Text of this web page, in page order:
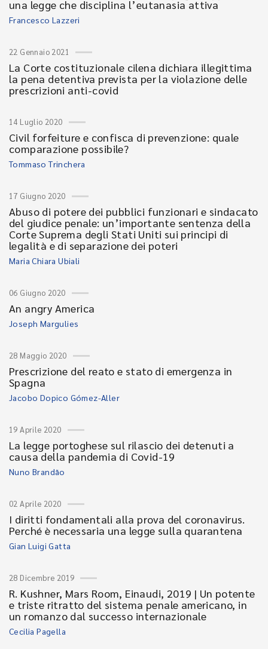
una legge che disciplina l’eutanasia attiva
Francesco Lazzeri
22 Gennaio 2021
La Corte costituzionale cilena dichiara illegittima
la pena detentiva prevista per la violazione delle
prescrizioni anti-covid
14 Luglio 2020
Civil forfeiture e confisca di prevenzione: quale
comparazione possibile?
Tommaso Trinchera
17 Giugno 2020
Abuso di potere dei pubblici funzionari e sindacato
del giudice penale: un’importante sentenza della
Corte Suprema degli Stati Uniti sui principi di
legalità e di separazione dei poteri
Maria Chiara Ubiali
06 Giugno 2020
An angry America
Joseph Margulies
28 Maggio 2020
Prescrizione del reato e stato di emergenza in
Spagna
Jacobo Dopico Gómez-Aller
19 Aprile 2020
La legge portoghese sul rilascio dei detenuti a
causa della pandemia di Covid-19
Nuno Brandão
02 Aprile 2020
I diritti fondamentali alla prova del coronavirus.
Perché è necessaria una legge sulla quarantena
Gian Luigi Gatta
28 Dicembre 2019
R. Kushner, Mars Room, Einaudi, 2019 | Un potente
e triste ritratto del sistema penale americano, in
un romanzo dal successo internazionale
Cecilia Pagella